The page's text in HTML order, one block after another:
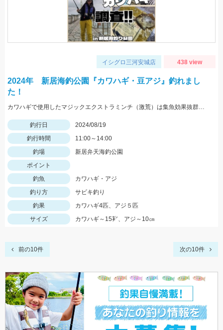
イシグロ三河安城店 438 view
2024年 新居海釣公園『カワハギ・豆アジ』釣れまし
た！
カワハギで使用したマジックエクストラミンチ（激荒）は集魚効果抜群でした！
釣行日
2024/08/19
釣行時間
11:00～14:00
釣場
新居弁天海釣公園
ポイント
釣魚
カワハギ・アジ
釣り方
サビキ釣り
釣果
カワハギ4匹、アジ５匹
サイズ
カワハギ～15㌢、アジ～10㎝
前の10件 次の10件